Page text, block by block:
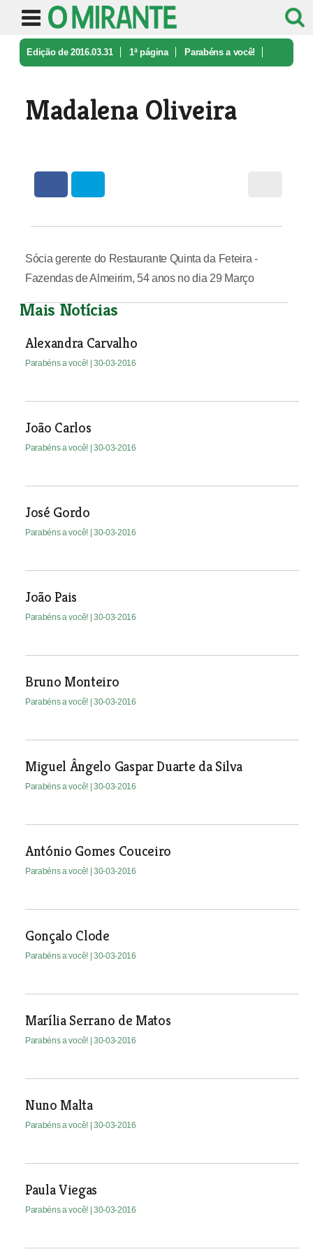
Edição de 2016.03.31 1ª página Parabéns a você!
Madalena Oliveira
Sócia gerente do Restaurante Quinta da Feteira -
Fazendas de Almeirim, 54 anos no dia 29 Março
Mais Notícias
Alexandra Carvalho
Parabéns a você! | 30-03-2016
João Carlos
Parabéns a você! | 30-03-2016
José Gordo
Parabéns a você! | 30-03-2016
João Pais
Parabéns a você! | 30-03-2016
Bruno Monteiro
Parabéns a você! | 30-03-2016
Miguel Ângelo Gaspar Duarte da Silva
Parabéns a você! | 30-03-2016
António Gomes Couceiro
Parabéns a você! | 30-03-2016
Gonçalo Clode
Parabéns a você! | 30-03-2016
Marília Serrano de Matos
Parabéns a você! | 30-03-2016
Nuno Malta
Parabéns a você! | 30-03-2016
Paula Viegas
Parabéns a você! | 30-03-2016